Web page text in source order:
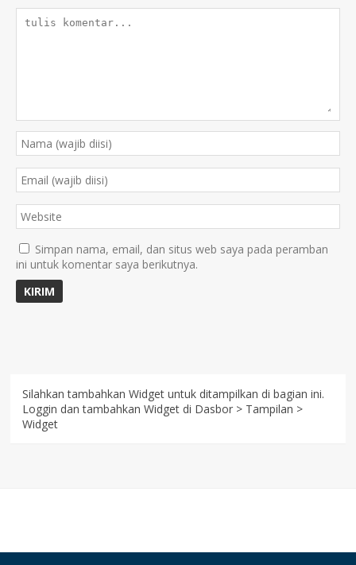
Simpan nama, email, dan situs web saya pada peramban
ini untuk komentar saya berikutnya.
Silahkan tambahkan Widget untuk ditampilkan di bagian ini.
Loggin dan tambahkan Widget di Dasbor > Tampilan >
Widget